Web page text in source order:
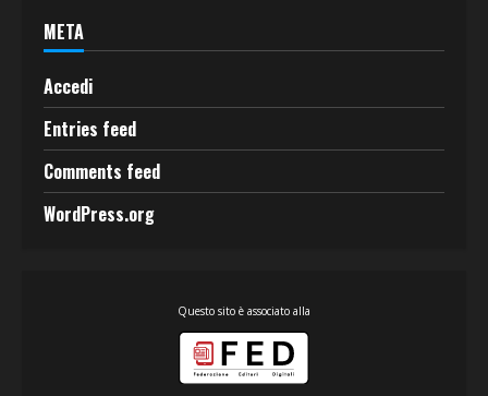
META
Accedi
Entries feed
Comments feed
WordPress.org
Questo sito è associato alla